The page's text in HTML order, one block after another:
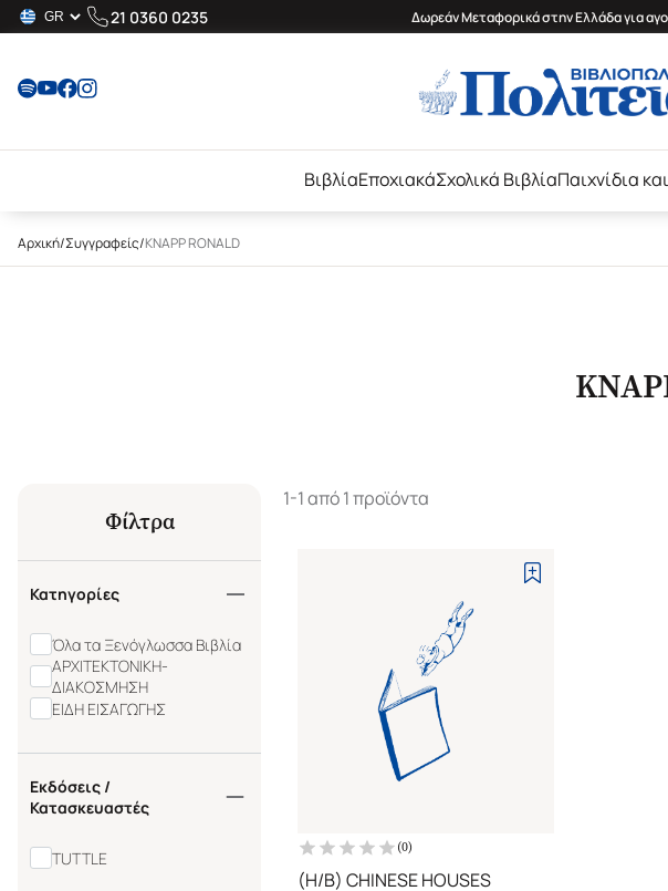
21 0360 0235 Δωρεάν Μεταφορικά στην Ελλάδα για
ΒιβλίαΕποχιακάΣχολικά ΒιβλίαΠαιχνίδια
Αρχική/Συγγραφείς/KNAPP RONALD
Φίλτρα
Κατηγορίες
Όλα τα Ξενόγλωσσα Βιβλία
ΑΡΧΙΤΕΚΤΟΝΙΚΗ-
ΔΙΑΚΟΣΜΗΣΗ
ΕΙΔΗ ΕΙΣΑΓΩΓΗΣ
Εκδόσεις /
Κατασκευαστές
TUTTLE
1-1 από 1 προϊόντα
(0)
(H/B) CHINESE HOUSES